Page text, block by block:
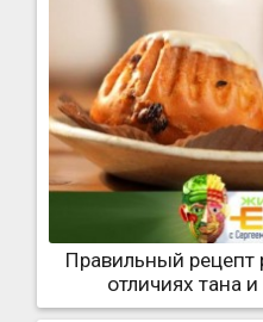
Правильный
отличиях тана